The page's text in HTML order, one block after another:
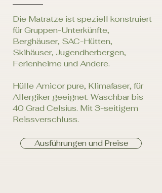
Die Matratze ist speziell konstruiert
für Gruppen-Unterkünfte,
Berghäuser, SAC-Hütten,
Skihäuser, Jugendherbergen,
Ferienheime und Andere.
Hülle Amicor pure, Klimafaser, für
Allergiker geeignet. Waschbar bis
40 Grad Celsius. Mit 3-seitigem
Reissverschluss.
Ausführungen und Preise